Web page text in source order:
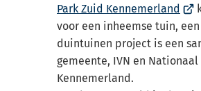
Park Zuid Kennemerland
een
voor een inheemse tuin,
duintuinen project is een
gemeente, IVN en Nationaal
Kennemerland.